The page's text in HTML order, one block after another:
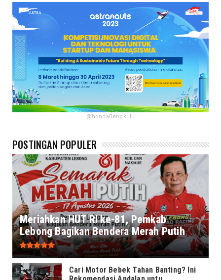
@hondaBengkulu
POSTINGAN POPULER
Meriahkan HUT RI ke-81, Pemkab
Lebong Bagikan Bendera Merah Putih
Cari Motor Bebek Tahan Banting? Ini